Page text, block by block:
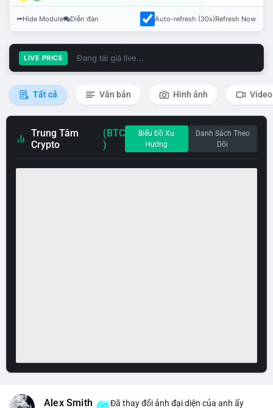
Hide Module Diễn đàn Auto-refresh (30s)Refresh Now
LIVE PRICE Đang tải giá live...
Tất cả Văn bản Hình ảnh Video
Trung Tâm
Crypto
(BTC
)
Biểu Đồ Xu
Hướng
Danh Sách Theo
Dõi
Alex Smith Đã thay đổi ảnh đại diện của anh ấy